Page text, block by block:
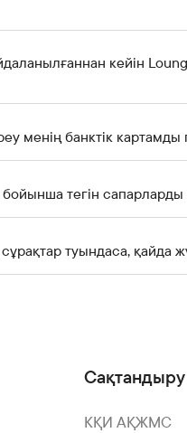
кейін
менің банктік
тегін
туындаса, қайда
Сақтандыру
КҚИ АҚЖМС